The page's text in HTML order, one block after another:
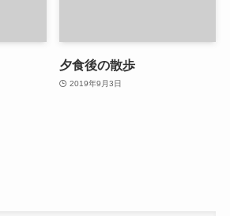
夕食後の散歩
2019年9月3日